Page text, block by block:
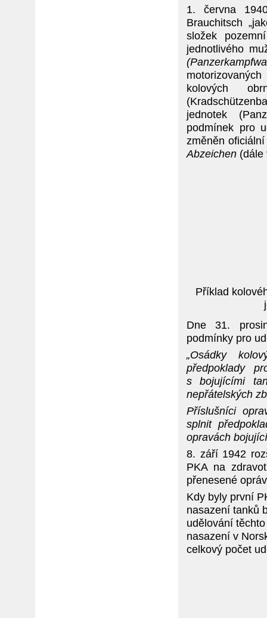
1. června
Brauchitsch
složek
jednotlivého
kolových
jednotek
podmínek pro
změněn
Abzeichen (dále
Příklad
Dne 31.
podmínky pro
„Osádky
předpoklady
s bojujícími
nepřátelských
Příslušníci
splnit
opravách
8. září 1942
PKA na
přenesené
Kdy byly první
nasazení tanků
udělování
nasazení v
celkový počet